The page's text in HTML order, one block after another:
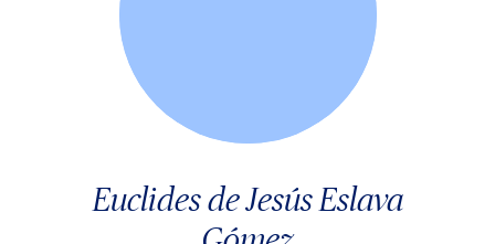
Euclides de Jesús Eslava